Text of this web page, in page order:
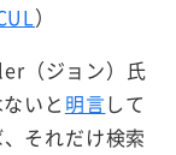
）
（ジョン）氏
いと 明言して
それだけ検索